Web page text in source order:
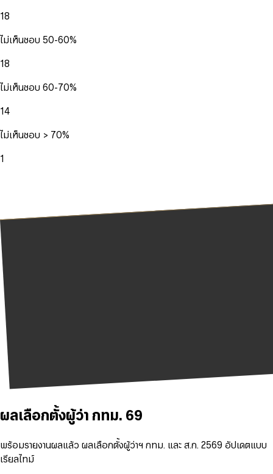
18
ไม่เห็นชอบ 50-60%
18
ไม่เห็นชอบ 60-70%
14
ไม่เห็นชอบ > 70%
1
ผลเลือกตั้งผู้ว่า กทม. 69
พร้อมรายงานผลแล้ว ผลเลือกตั้งผู้ว่าฯ กทม. และ ส.ก. 2569 อัปเดตแบบ
เรียลไทม์